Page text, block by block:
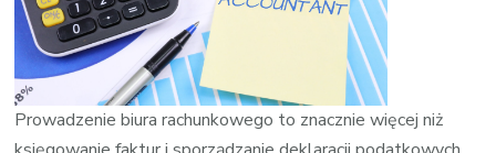
na
zawodowy
Prowadzenie biura rachunkowego to znacznie więcej niż